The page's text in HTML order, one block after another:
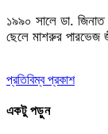
১৯৯০ সালে ডা.
ছেলে মাশরুর পারভেজ
প্রতিবিম্ব প্রকাশ
একটু পড়ুন